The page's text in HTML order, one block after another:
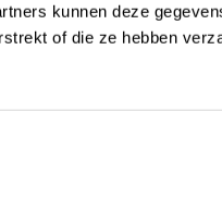
kunnen deze
of die ze hebben